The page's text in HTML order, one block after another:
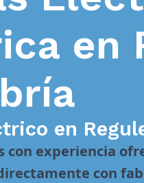
en
en
con experiencia
con